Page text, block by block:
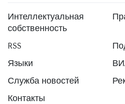
Интеллектуальная
собственность
RSS
Языки
Служба новостей
Контакты